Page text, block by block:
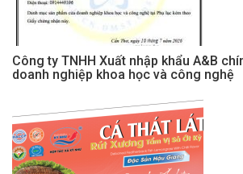
Công ty TNHH Xuất nhập khẩu A&B
doanh nghiệp khoa học và công nghệ